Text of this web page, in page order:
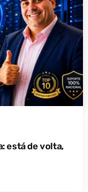
está de volta,